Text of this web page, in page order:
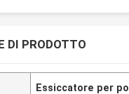
DI PRODOTTO
Essiccatore per